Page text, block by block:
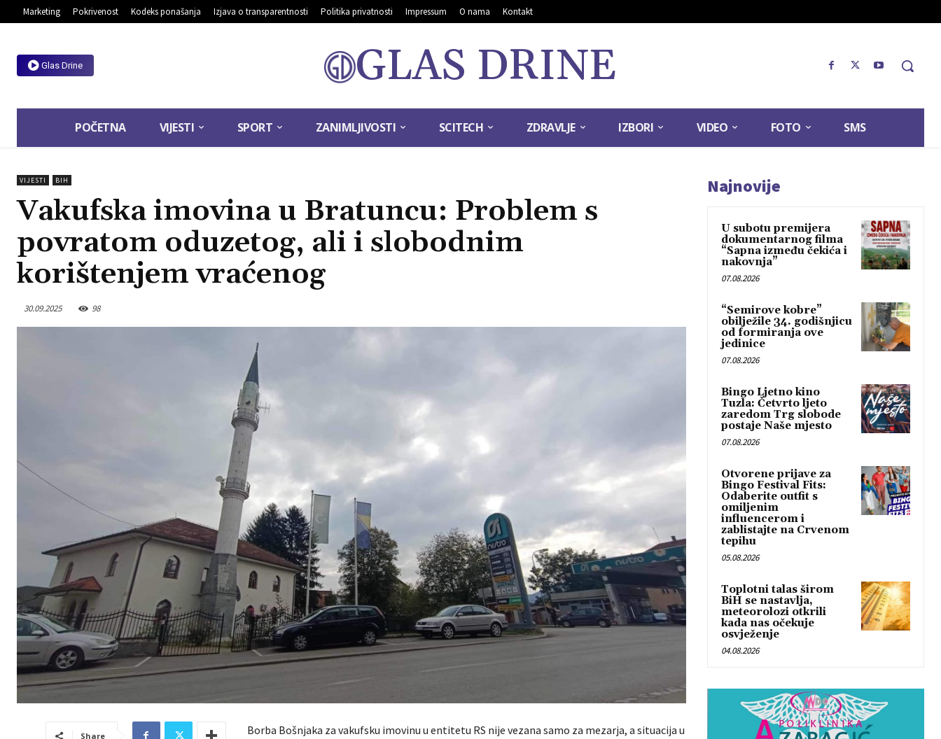
Marketing Pokrivenost Kodeks ponašanja Izjava o transparentnosti Politika privatnosti Impressum O nama Kontakt
Glas Drine GLAS DRINE
POČETNA VIJESTI SPORT ZANIMLJIVOSTI SCITECH ZDRAVLJE IZBORI VIDEO FOTO SMS
VIJESTI BIH
Vakufska imovina u Bratuncu: Problem s
povratom oduzetog, ali i slobodnim
korištenjem vraćenog
30.09.2025 98
Share
Borba Bošnjaka za vakufsku imovinu u entitetu RS nije vezana samo za mezarja, a situacija u
Najnovije
U subotu premijera
dokumentarnog filma
“Sapna između čekića i
nakovnja”
07.08.2026
“Semirove kobre”
obilježile 34. godišnjicu
od formiranja ove
jedinice
07.08.2026
Bingo Ljetno kino
Tuzla: Četvrto ljeto
zaredom Trg slobode
postaje Naše mjesto
07.08.2026
Otvorene prijave za
Bingo Festival Fits:
Odaberite outfit s
omiljenim
influencerom i
zablistajte na Crvenom
tepihu
05.08.2026
Toplotni talas širom
BiH se nastavlja,
meteorolozi otkrili
kada nas očekuje
osvježenje
04.08.2026